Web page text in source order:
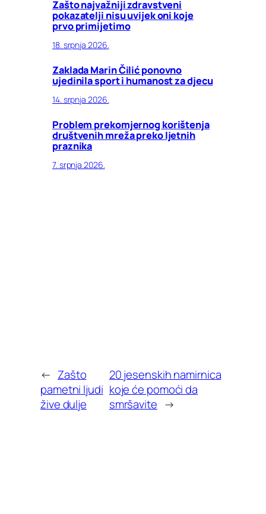
Zašto najvažniji zdravstveni
pokazatelji nisu uvijek oni koje
prvo primijetimo
18. srpnja 2026.
Zaklada Marin Čilić ponovno
ujedinila sport i humanost za djecu
14. srpnja 2026.
Problem prekomjernog korištenja
društvenih mreža preko ljetnih
praznika
7. srpnja 2026.
← Zašto
pametni ljudi
žive dulje
20 jesenskih namirnica
koje će pomoći da
smršavite →